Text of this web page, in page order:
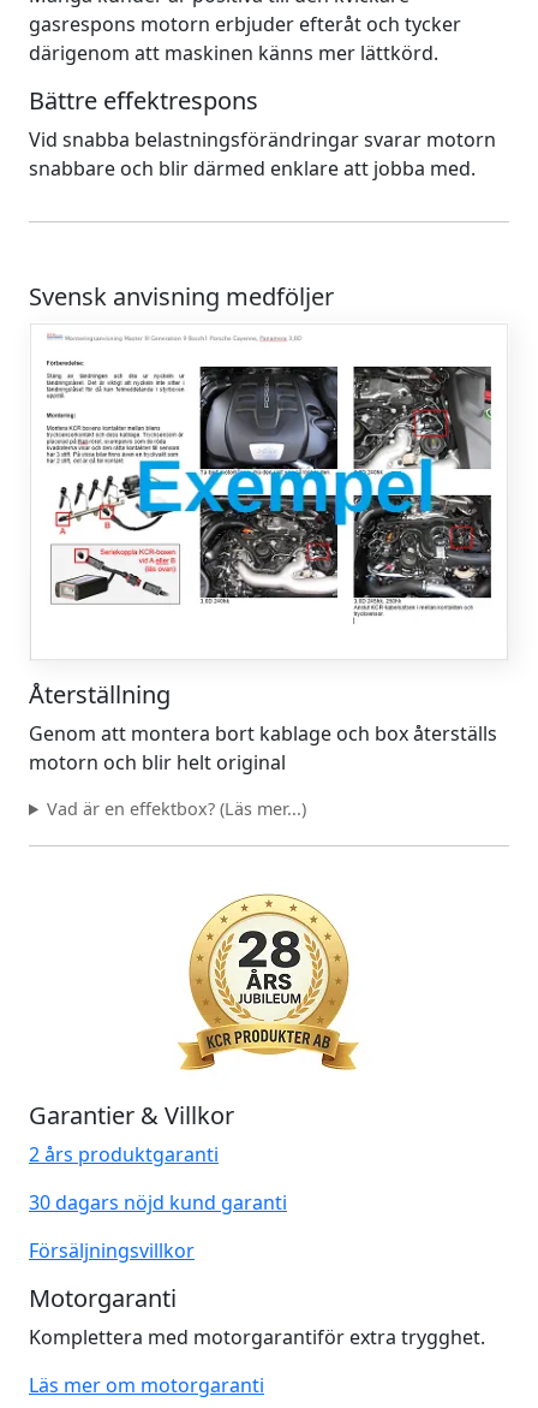
gasrespons motorn erbjuder efteråt och tycker
därigenom att maskinen känns mer lättkörd.
Bättre effektrespons
Vid snabba belastningsförändringar svarar motorn
snabbare och blir därmed enklare att jobba med.
Svensk anvisning medföljer
Återställning
Genom att montera bort kablage och box återställs
motorn och blir helt original
Vad är en effektbox? (Läs mer...)
Garantier & Villkor
2 års produktgaranti
30 dagars nöjd kund garanti
Försäljningsvillkor
Motorgaranti
Komplettera med motorgarantiför extra trygghet.
Läs mer om motorgaranti